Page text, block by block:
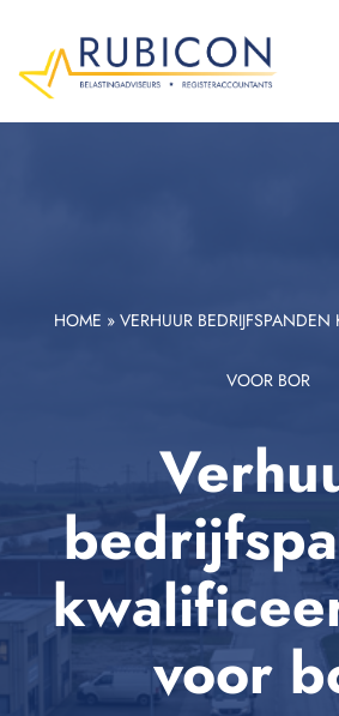
HOME » VERHUUR BEDRIJFSPANDEN
VOOR BOR
voor